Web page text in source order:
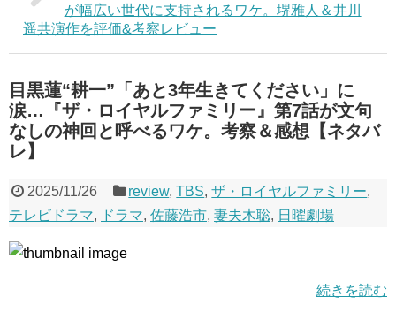
が幅広い世代に支持されるワケ。堺雅人＆井川
遥共演作を評価&考察レビュー
目黒蓮“耕一”「あと3年生きてください」に
涙…『ザ・ロイヤルファミリー』第7話が文句
なしの神回と呼べるワケ。考察＆感想【ネタバ
レ】
2025/11/26 review,TBS,ザ・ロイヤルファミリー,
テレビドラマ, ドラマ, 佐藤浩市, 妻夫木聡, 日曜劇場
続きを読む